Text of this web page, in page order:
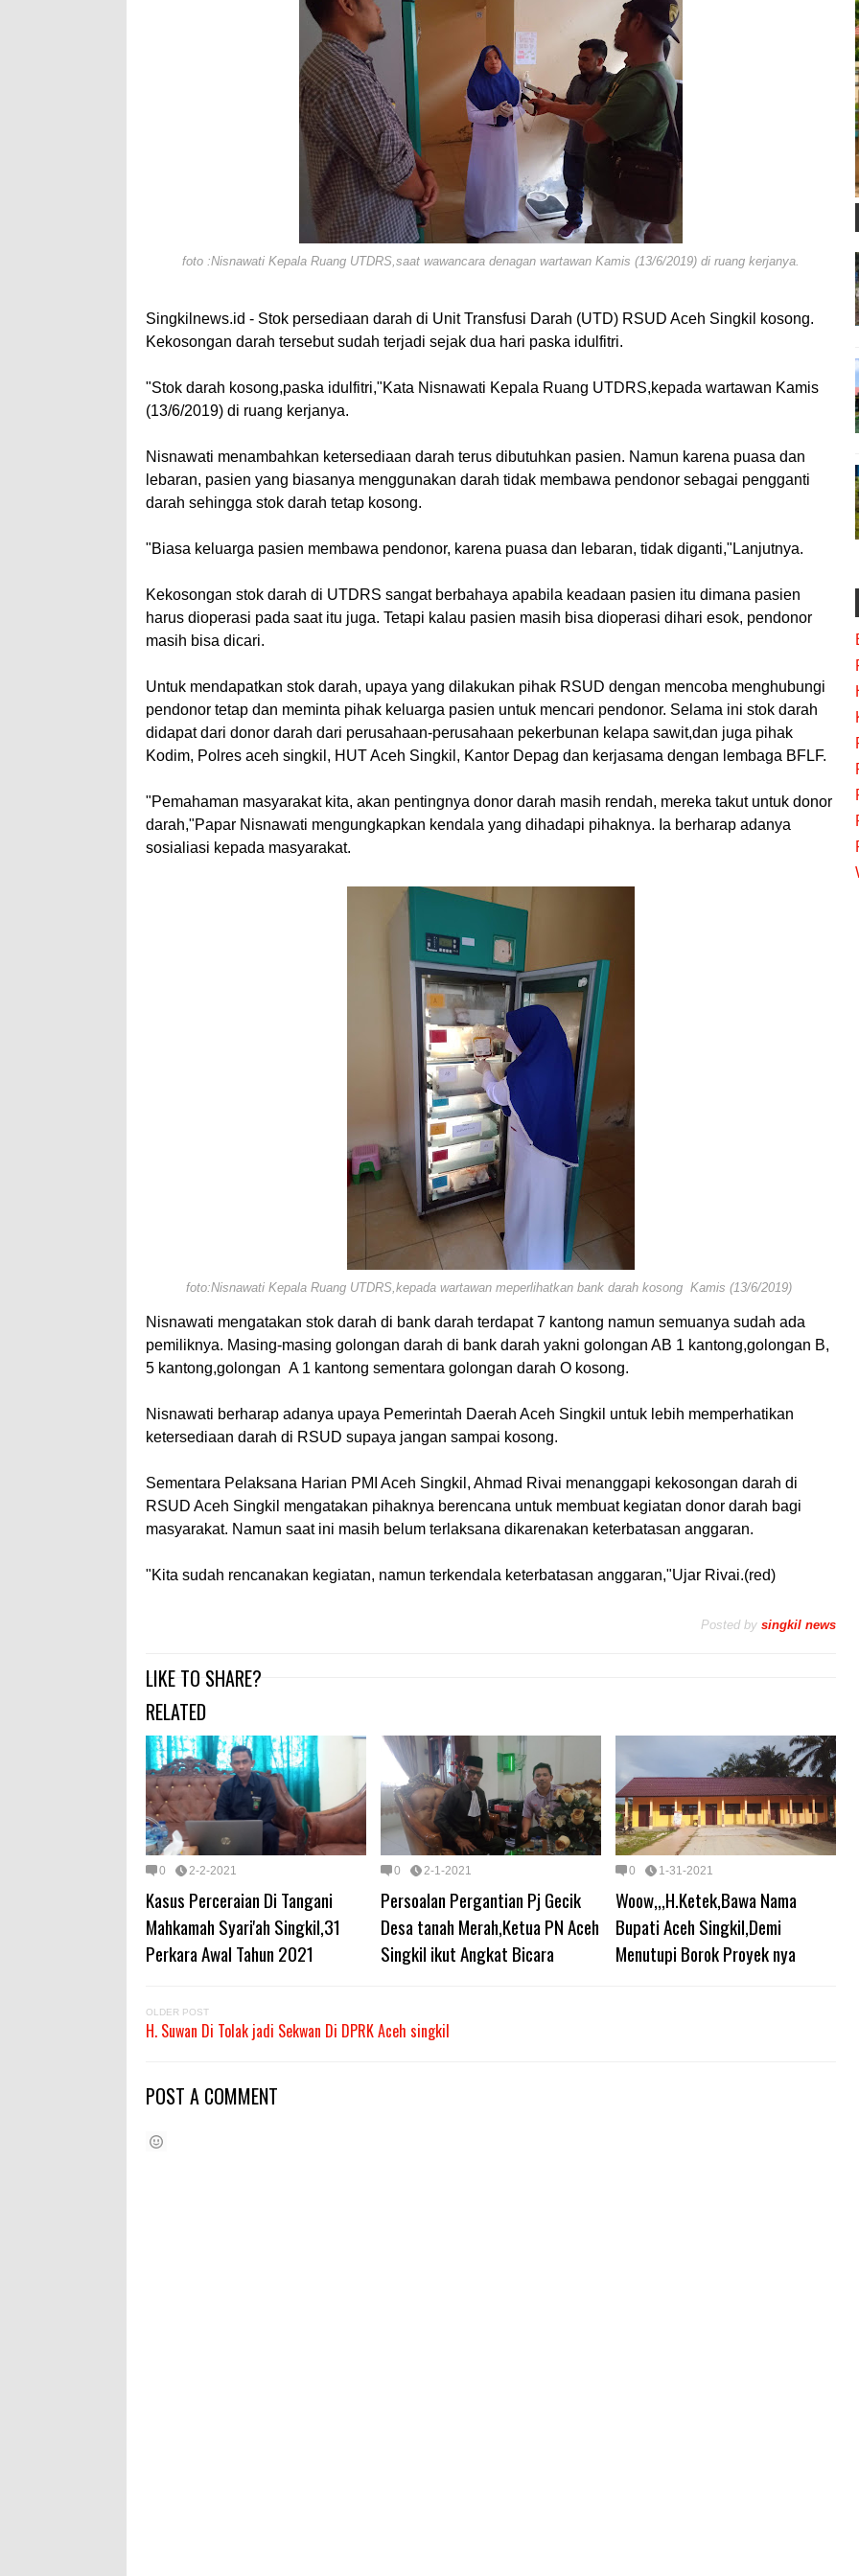
foto :Nisnawati Kepala Ruang UTDRS,saat wawancara denagan wartawan Kamis (13/6/2019) di ruang kerjanya.
Singkilnews.id - Stok persediaan darah di Unit Transfusi Darah (UTD) RSUD Aceh Singkil kosong.
Kekosongan darah tersebut sudah terjadi sejak dua hari paska idulfitri.
"Stok darah kosong,paska idulfitri,"Kata Nisnawati Kepala Ruang UTDRS,kepada wartawan Kamis
(13/6/2019) di ruang kerjanya.
Nisnawati menambahkan ketersediaan darah terus dibutuhkan pasien. Namun karena puasa dan
lebaran, pasien yang biasanya menggunakan darah tidak membawa pendonor sebagai pengganti
darah sehingga stok darah tetap kosong.
"Biasa keluarga pasien membawa pendonor, karena puasa dan lebaran, tidak diganti,"Lanjutnya.
Kekosongan stok darah di UTDRS sangat berbahaya apabila keadaan pasien itu dimana pasien
harus dioperasi pada saat itu juga. Tetapi kalau pasien masih bisa dioperasi dihari esok, pendonor
masih bisa dicari.
Untuk mendapatkan stok darah, upaya yang dilakukan pihak RSUD dengan mencoba menghubungi
pendonor tetap dan meminta pihak keluarga pasien untuk mencari pendonor. Selama ini stok darah
didapat dari donor darah dari perusahaan-perusahaan pekerbunan kelapa sawit,dan juga pihak
Kodim, Polres aceh singkil, HUT Aceh Singkil, Kantor Depag dan kerjasama dengan lembaga BFLF.
"Pemahaman masyarakat kita, akan pentingnya donor darah masih rendah, mereka takut untuk donor
darah,"Papar Nisnawati mengungkapkan kendala yang dihadapi pihaknya. Ia berharap adanya
sosialiasi kepada masyarakat.
foto:Nisnawati Kepala Ruang UTDRS,kepada wartawan meperlihatkan bank darah kosong Kamis (13/6/2019)
Nisnawati mengatakan stok darah di bank darah terdapat 7 kantong namun semuanya sudah ada
pemiliknya. Masing-masing golongan darah di bank darah yakni golongan AB 1 kantong,golongan B,
5 kantong,golongan A 1 kantong sementara golongan darah O kosong.
Nisnawati berharap adanya upaya Pemerintah Daerah Aceh Singkil untuk lebih memperhatikan
ketersediaan darah di RSUD supaya jangan sampai kosong.
Sementara Pelaksana Harian PMI Aceh Singkil, Ahmad Rivai menanggapi kekosongan darah di
RSUD Aceh Singkil mengatakan pihaknya berencana untuk membuat kegiatan donor darah bagi
masyarakat. Namun saat ini masih belum terlaksana dikarenakan keterbatasan anggaran.
"Kita sudah rencanakan kegiatan, namun terkendala keterbatasan anggaran,"Ujar Rivai.(red)
Posted by singkil news
LIKE TO SHARE?
RELATED
0 2-2-2021
Kasus Perceraian Di Tangani
Mahkamah Syari'ah Singkil,31
Perkara Awal Tahun 2021
0 2-1-2021
Persoalan Pergantian Pj Gecik
Desa tanah Merah,Ketua PN Aceh
Singkil ikut Angkat Bicara
0 1-31-2021
Woow,,,H.Ketek,Bawa Nama
Bupati Aceh Singkil,Demi
Menutupi Borok Proyek nya
OLDER POST
H. Suwan Di Tolak jadi Sekwan Di DPRK Aceh singkil
POST A COMMENT